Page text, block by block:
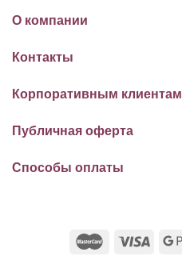
О компании
Контакты
Корпоративным клиентам
Публичная оферта
Способы оплаты